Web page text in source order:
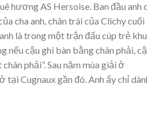
hương AS Hersoise. Ban đầu anh
cha anh, chân trái của Clichy cuối
là trong một trận đấu cúp trẻ khu
nếu cậu ghi bàn bằng chân phải,
phải”. Sau năm mùa giải ở
tại Cugnaux gần đó. Anh ấy chỉ